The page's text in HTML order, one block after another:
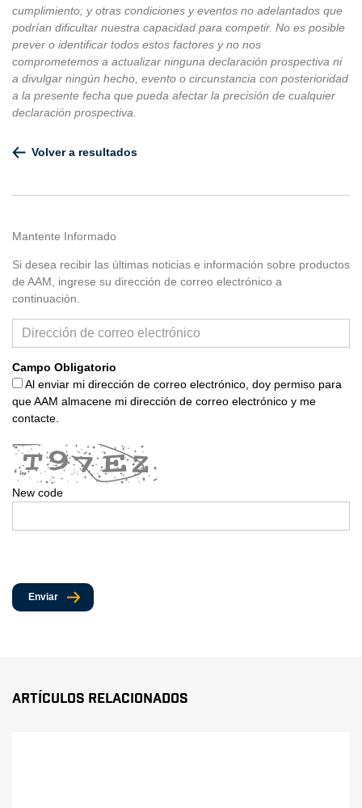
cumplimiento; y otras condiciones y eventos no adelantados que
podrían dificultar nuestra capacidad para competir. No es posible
prever o identificar todos estos factores y no nos
comprometemos a actualizar ninguna declaración prospectiva ni
a divulgar ningún hecho, evento o circunstancia con posterioridad
a la presente fecha que pueda afectar la precisión de cualquier
declaración prospectiva.
Volver a resultados
Mantente Informado
Si desea recibir las últimas noticias e información sobre productos
de AAM, ingrese su dirección de correo electrónico a
continuación.
Campo Obligatorio
Al enviar mi dirección de correo electrónico, doy permiso para
que AAM almacene mi dirección de correo electrónico y me
contacte.
New code
Enviar
Artículos Relacionados